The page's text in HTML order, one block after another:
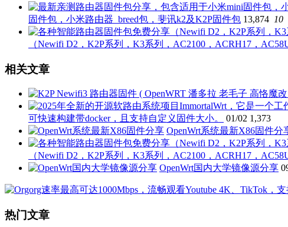
固件包，小米路由器_breed包，斐讯k2及K2P固件包 13,874 10
（Newifi D2，K2P系列，K3系列，AC2100，ACRH17，
相关文章
可快速构建带docker，且支持自定义固件大小。
01/02 1,373
OpenWrt系统最新X86固件分
（Newifi D2，K2P系列，K3系列，AC2100，ACRH17，
OpenWrt国内大学镜像源分享
热门文章